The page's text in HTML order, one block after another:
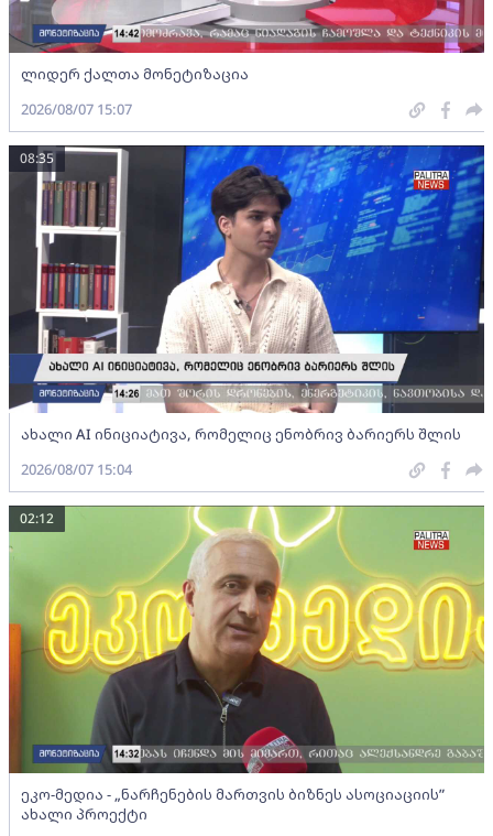
ლიდერ ქალთა მონეტიზაცია
2026/08/07 15:07
ახალი AI ინიციატივა, რომელიც ენობრივ ბარიერს შლის
08:35
2026/08/07 15:04
ეკო-მედია - „ნარჩენების მართვის ბიზნეს ასოციაციის”
ახალი პროექტი
02:12